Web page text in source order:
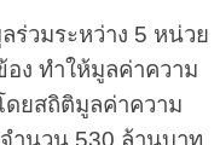
มระหว่าง 5 หน่วย
ง ทำให้มูลค่าความ
ดยสถิติมูลค่าความ
ำนวน 530 ล้านบาท